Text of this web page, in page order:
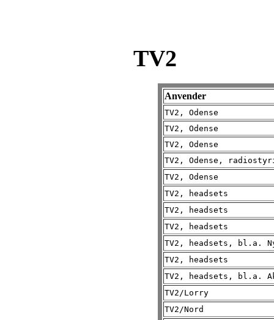
TV2
Anvender
TV2, Odense
TV2, Odense
TV2, Odense
TV2, Odense,
TV2, Odense
TV2, headsets
TV2, headsets
TV2, headsets
TV2, headsets, bl.a.
TV2, headsets
TV2, headsets, bl.a.
TV2/Lorry
TV2/Nord